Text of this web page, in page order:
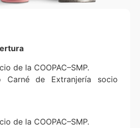
de la COOPAC–SMP.
Carné de Extranjería socio
de la COOPAC–SMP.